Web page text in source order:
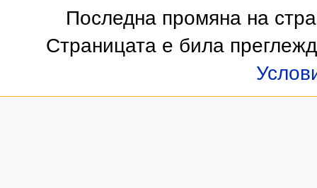
Последна промяна на
Страницата е била